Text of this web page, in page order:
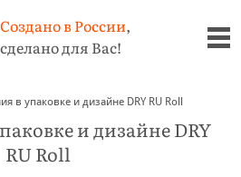
Создано в России,
сделано для Вас!
в упаковке и дизайне DRY RU Roll
и дизайне DRY
RU Roll